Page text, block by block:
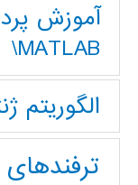
آموزش
MATLAB\
الگوریتم